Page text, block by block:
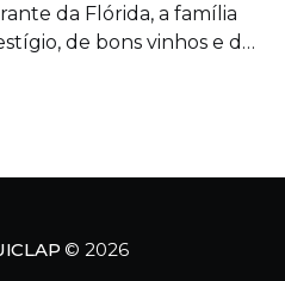
da Flórida, a família
de bons vinhos e de
mansão, segredos
© 2026